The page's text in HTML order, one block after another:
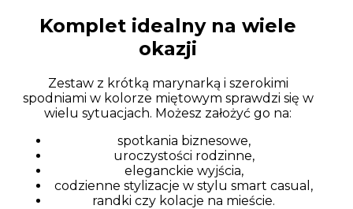
Komplet idealny na wiele
okazji
Zestaw z krótką marynarką i szerokimi
spodniami w kolorze miętowym sprawdzi się w
wielu sytuacjach. Możesz założyć go na:
spotkania biznesowe,
uroczystości rodzinne,
eleganckie wyjścia,
codzienne stylizacje w stylu smart casual,
randki czy kolacje na mieście.